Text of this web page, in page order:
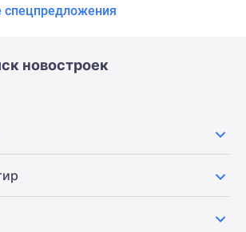
спецпредложения
новостроек